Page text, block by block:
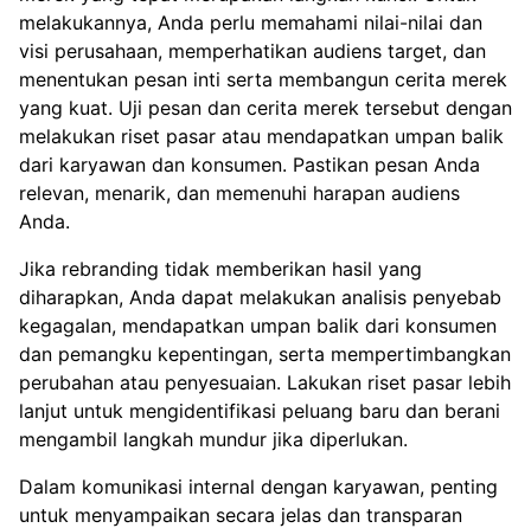
melakukannya, Anda perlu memahami nilai-nilai dan
visi perusahaan, memperhatikan audiens target, dan
menentukan pesan inti serta membangun cerita merek
yang kuat. Uji pesan dan cerita merek tersebut dengan
melakukan riset pasar atau mendapatkan umpan balik
dari karyawan dan konsumen. Pastikan pesan Anda
relevan, menarik, dan memenuhi harapan audiens
Anda.
Jika rebranding tidak memberikan hasil yang
diharapkan, Anda dapat melakukan analisis penyebab
kegagalan, mendapatkan umpan balik dari konsumen
dan pemangku kepentingan, serta mempertimbangkan
perubahan atau penyesuaian. Lakukan riset pasar lebih
lanjut untuk mengidentifikasi peluang baru dan berani
mengambil langkah mundur jika diperlukan.
Dalam komunikasi internal dengan karyawan, penting
untuk menyampaikan secara jelas dan transparan